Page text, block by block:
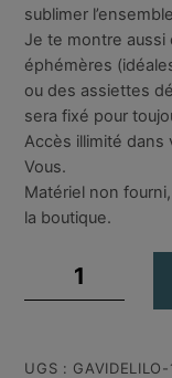
sublimer
Je te montre
éphémères
ou des assiettes
sera fixé pour
Accès illimité dans
Vous.
Matériel non
la boutique.
quantité
:UGS : GAVIDELILO-